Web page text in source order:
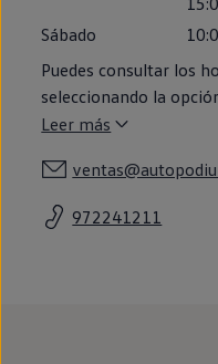
Llantas y
Seguridad
Transporte
Tu coche
Luces de
972241211
Sábado
Puedes consultar los
seleccionando la
Leer más